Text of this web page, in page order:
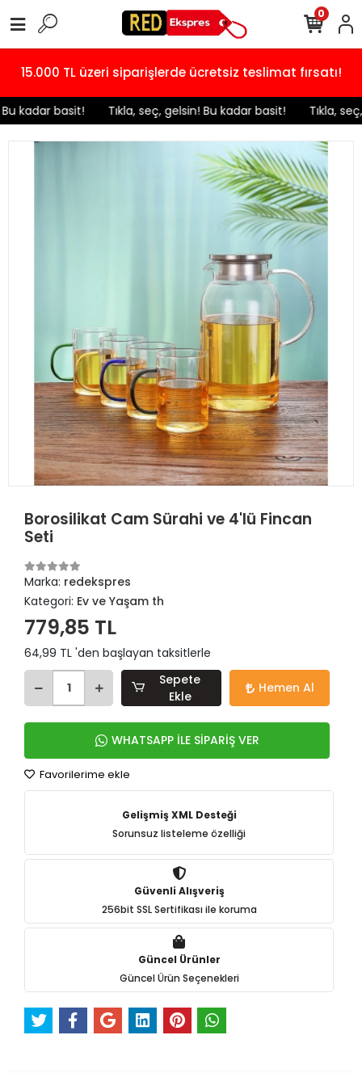
15.000 TL üzeri siparişlerde ücretsiz teslimat fırsatı!
kadar basit! ️ Tıkla, seç, gelsin! Bu kadar basit! Tıkla,
0
Borosilikat Cam Sürahi ve 4'lü Fincan
Seti
Marka: redekspres
Kategori: Ev ve Yaşam th
779,85 TL
64,99 TL 'den başlayan taksitlerle
Sepete
Ekle
Hemen Al
WHATSAPP İLE SİPARİŞ VER
Favorilerime ekle
Gelişmiş XML Desteği
Sorunsuz listeleme özelliği
Güvenli Alışveriş
256bit SSL Sertifikası ile koruma
Güncel Ürünler
Güncel Ürün Seçenekleri